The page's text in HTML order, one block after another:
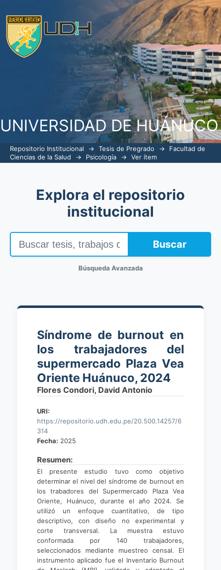
UNIVERSIDAD DE HUÁNUCO
Síndrome de burnout en los
Huánuco, 2024
Repositorio Institucional → Tesis de Pregrado →
Facultad de
Ciencias de la Salud
→ Psicología → Ver ítem
Explora el repositorio
institucional
Buscar
Búsqueda Avanzada
Síndrome de burnout en
los trabajadores del
supermercado Plaza Vea
Oriente Huánuco, 2024
Flores Condori, David Antonio
URI:
https://repositorio.udh.edu.pe/20.500.14257/6
314
Fecha: 2025
Resumen:
El presente estudio tuvo como objetivo
determinar el nivel del síndrome de burnout en
los trabadores del Supermercado Plaza Vea
Oriente, Huánuco, durante el año 2024. Se
utilizó un enfoque cuantitativo, de tipo
descriptivo, con diseño no experimental y
corte transversal. La muestra estuvo
conformada por 140 trabajadores,
seleccionados mediante muestreo censal. El
instrumento aplicado fue el Inventario Burnout